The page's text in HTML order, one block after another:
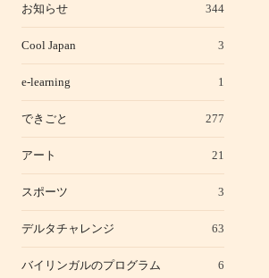
お知らせ 344
Cool Japan 3
e-learning 1
できごと 277
アート 21
スポーツ 3
デルタチャレンジ 63
バイリンガルのプログラム 6